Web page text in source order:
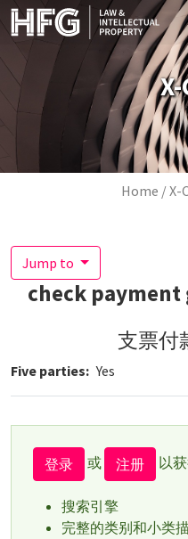
Skip to main content
Home X-
Jump to
check payment
支票付
Five parties Yes
登录 或 注册 以
搜索引擎
完整的类别和小类